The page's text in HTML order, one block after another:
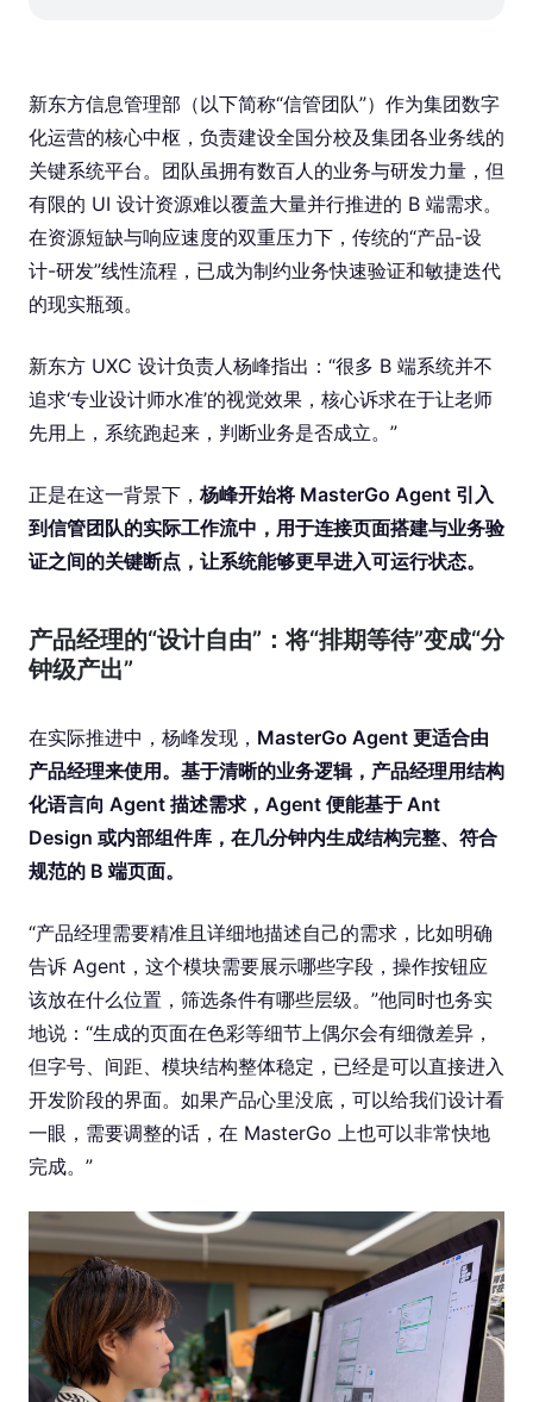
新东方信息管理部（以下简称“信管团队”）作为集团数字
化运营的核心中枢，负责建设全国分校及集团各业务线的
关键系统平台。团队虽拥有数百人的业务与研发力量，但
有限的 UI 设计资源难以覆盖大量并行推进的 B 端需求。
在资源短缺与响应速度的双重压力下，传统的“产品-设
计-研发”线性流程，已成为制约业务快速验证和敏捷迭代
的现实瓶颈。
新东方 UXC 设计负责人杨峰指出：“很多 B 端系统并不
追求‘专业设计师水准’的视觉效果，核心诉求在于让老师
先用上，系统跑起来，判断业务是否成立。”
正是在这一背景下， 杨峰开始将 MasterGo Agent 引入
到信管团队的实际工作流中，用于连接页面搭建与业务验
证之间的关键断点，让系统能够更早进入可运行状态。
产品经理的“设计自由”：将“排期等待”变成“分
钟级产出”
在实际推进中，杨峰发现， MasterGo Agent 更适合由
产品经理来使用。基于清晰的业务逻辑，产品经理用结构
化语言向 Agent 描述需求，Agent 便能基于 Ant
Design 或内部组件库，在几分钟内生成结构完整、符合
规范的 B 端页面。
“产品经理需要精准且详细地描述自己的需求，比如明确
告诉 Agent，这个模块需要展示哪些字段，操作按钮应
该放在什么位置，筛选条件有哪些层级。”他同时也务实
地说：“生成的页面在色彩等细节上偶尔会有细微差异，
但字号、间距、模块结构整体稳定，已经是可以直接进入
开发阶段的界面。如果产品心里没底，可以给我们设计看
一眼，需要调整的话，在 MasterGo 上也可以非常快地
完成。”